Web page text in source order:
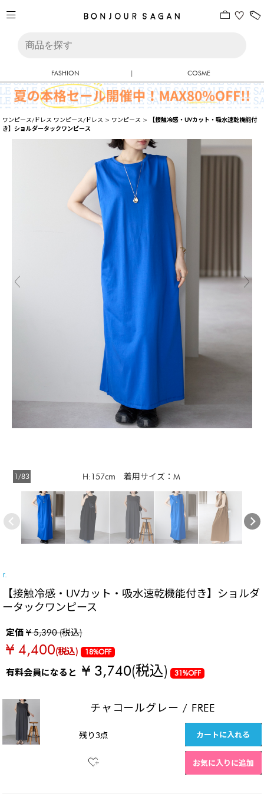
FASHION | COSME
ワンピース/ドレス ワンピース/ドレス > ワンピース >
【接触冷感・UVカット・吸水速乾機能付
き】ショルダータックワンピース
H:157cm 着用サイズ：M
1/83
r.
【接触冷感・UVカット・吸水速乾機能付き】ショルダ
ータックワンピース
定価¥ 5,390 (税込)
¥ 4,400(税込) 18%OFF
有料会員になると¥ 3,740(税込) 31%OFF
チャコールグレー / FREE
残り3点 カートに入れる
お気に入りに追加